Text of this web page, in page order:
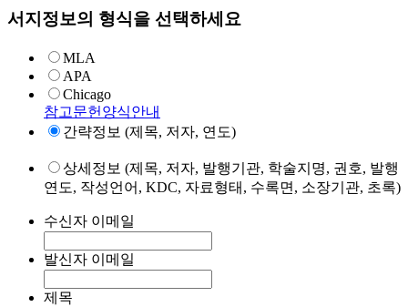
서지정보의 형식을 선택하세요
MLA
APA
Chicago
참고문헌양식안내
간략정보 (제목, 저자, 연도)
상세정보 (제목, 저자, 발행기관, 학술지명, 권호, 발행
연도, 작성언어, KDC, 자료형태, 수록면, 소장기관, 초록)
수신자 이메일
발신자 이메일
제목